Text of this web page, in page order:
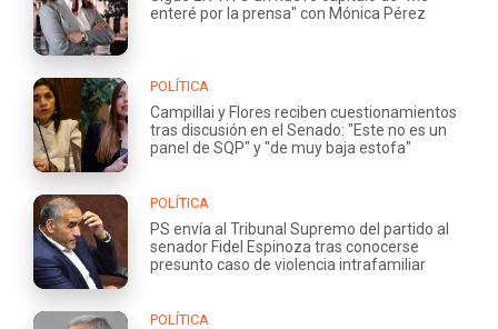
enteré por la prensa" con Mónica Pérez
POLÍTICA
Campillai y Flores reciben cuestionamientos
tras discusión en el Senado: "Este no es un
panel de SQP" y "de muy baja estofa"
POLÍTICA
PS envía al Tribunal Supremo del partido al
senador Fidel Espinoza tras conocerse
presunto caso de violencia intrafamiliar
POLÍTICA